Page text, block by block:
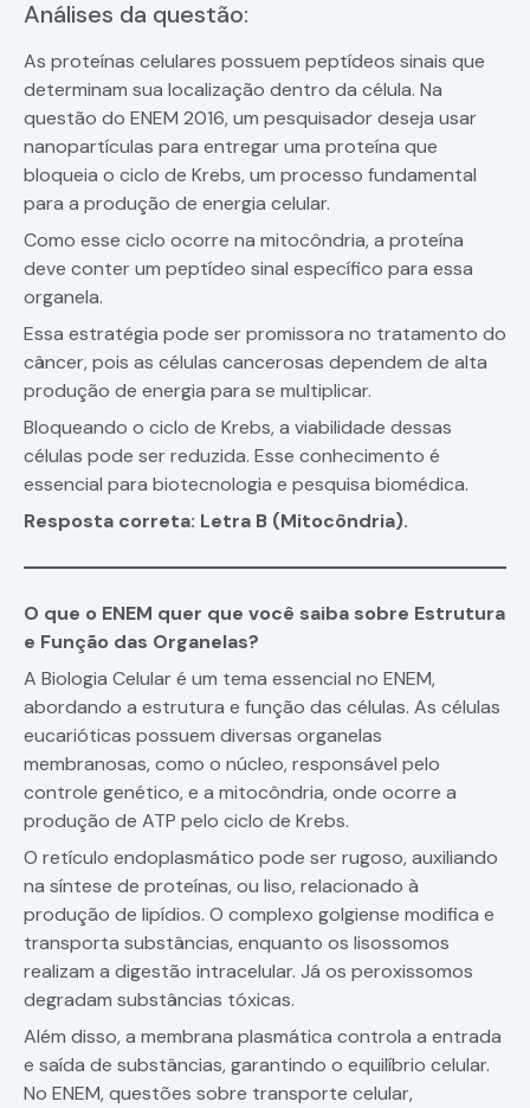
Análises da questão:
As proteínas celulares possuem peptídeos sinais que
determinam sua localização dentro da célula. Na
questão do ENEM 2016, um pesquisador deseja usar
nanopartículas para entregar uma proteína que
bloqueia o ciclo de Krebs, um processo fundamental
para a produção de energia celular.
Como esse ciclo ocorre na mitocôndria, a proteína
deve conter um peptídeo sinal específico para essa
organela.
Essa estratégia pode ser promissora no tratamento do
câncer, pois as células cancerosas dependem de alta
produção de energia para se multiplicar.
Bloqueando o ciclo de Krebs, a viabilidade dessas
células pode ser reduzida. Esse conhecimento é
essencial para biotecnologia e pesquisa biomédica.
Resposta correta: Letra B (Mitocôndria).
O que o ENEM quer que você saiba sobre Estrutura
e Função das Organelas?
A Biologia Celular é um tema essencial no ENEM,
abordando a estrutura e função das células. As células
eucarióticas possuem diversas organelas
membranosas, como o núcleo, responsável pelo
controle genético, e a mitocôndria, onde ocorre a
produção de ATP pelo ciclo de Krebs.
O retículo endoplasmático pode ser rugoso, auxiliando
na síntese de proteínas, ou liso, relacionado à
produção de lipídios. O complexo golgiense modifica e
transporta substâncias, enquanto os lisossomos
realizam a digestão intracelular. Já os peroxissomos
degradam substâncias tóxicas.
Além disso, a membrana plasmática controla a entrada
e saída de substâncias, garantindo o equilíbrio celular.
No ENEM, questões sobre transporte celular,